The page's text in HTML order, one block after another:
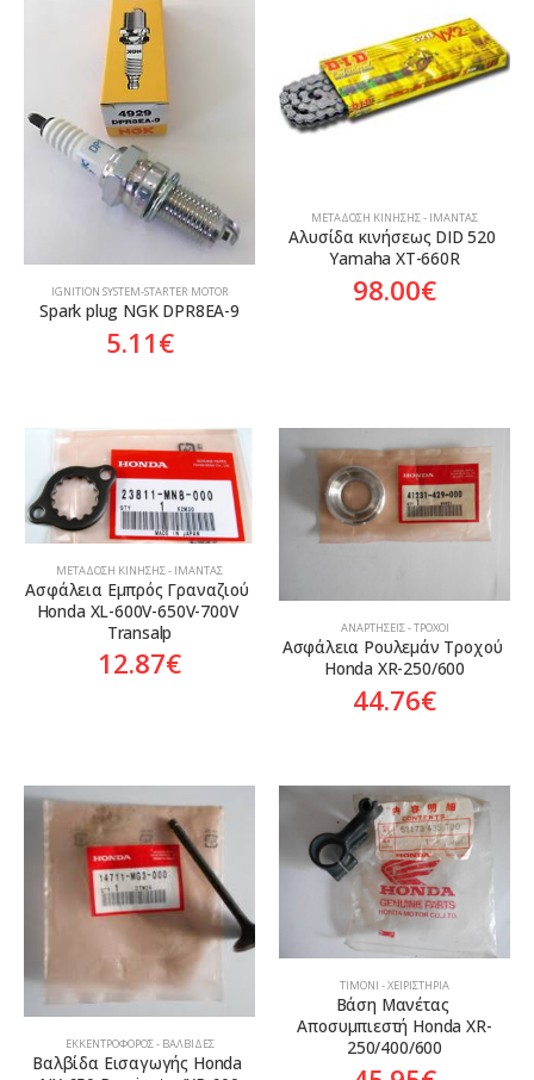
ΙGNITION SYSTEM-STARTER MOTOR
Spark plug NGK DPR8EA-9
5.11€
ΜΕΤΆΔΟΣΗ ΚΊΝΗΣΗΣ - ΙΜΆΝΤΑΣ
Αλυσίδα κινήσεως DID 520
Yamaha XT-660R
98.00€
ΜΕΤΆΔΟΣΗ ΚΊΝΗΣΗΣ - ΙΜΆΝΤΑΣ
Ασφάλεια Εμπρός Γραναζιού
Honda XL-600V-650V-700V
Transalp
12.87€
ΑΝΑΡΤΉΣΕΙΣ - ΤΡΟΧΟΊ
Ασφάλεια Ρουλεμάν Τροχού
Honda XR-250/600
44.76€
ΕΚΚΕΝΤΡΟΦΌΡΟΣ - ΒΑΛΒΊΔΕΣ
Βαλβίδα Εισαγωγής Honda
ΤΙΜΌΝΙ - ΧΕΙΡΙΣΤΉΡΙΑ
Βάση Μανέτας
Αποσυμπιεστή Honda XR-
250/400/600